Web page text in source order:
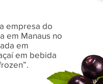
empresa do
em Manaus no
em
em bebida